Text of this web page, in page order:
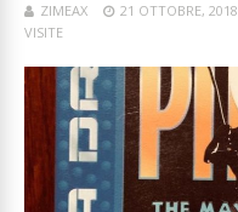
ZIMEAX 21 OTTOBRE, 2018
VISITE